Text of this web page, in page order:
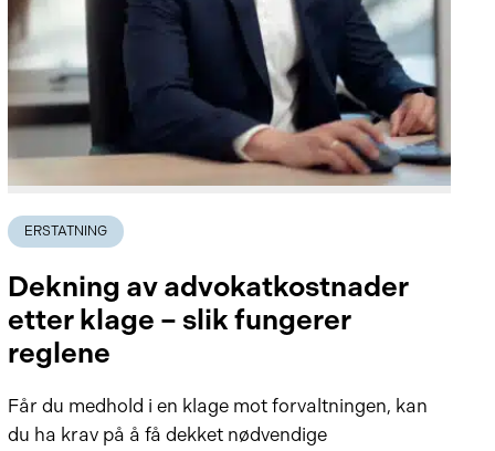
ERSTATNING
Dekning av advokatkostnader
etter klage – slik fungerer
reglene
Får du medhold i en klage mot forvaltningen, kan
du ha krav på å få dekket nødvendige